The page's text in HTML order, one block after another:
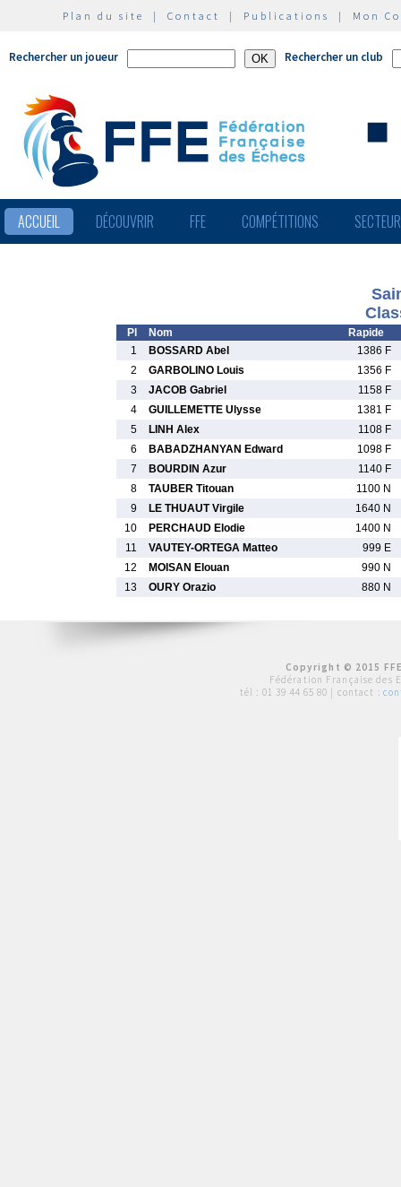
Plan du site | Contact | Publications | Mon
Rechercher un joueur Rechercher un club
ACCUEIL DÉCOUVRIR FFE COMPÉTITIONS
Pl Nom
Rapide
1
BOSSARD Abel
1386 F
2
GARBOLINO Louis
1356 F
3
JACOB Gabriel
1158 F
4
GUILLEMETTE Ulysse
1381 F
5
LINH Alex
1108 F
6
BABADZHANYAN Edward
1098 F
7
BOURDIN Azur
1140 F
8
TAUBER Titouan
1100 N
9
LE THUAUT Virgile
1640 N
10
PERCHAUD Elodie
1400 N
11
VAUTEY-ORTEGA Matteo
999 E
12
MOISAN Elouan
990 N
13
OURY Orazio 880 N
Copyright © 2015
Fédération Française des
tél : 01 39 44 65 80 | contact :